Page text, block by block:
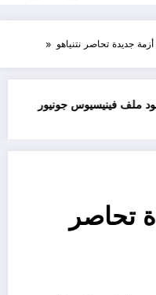
جديدة تحاصر نتنياهو
جونيور
تحاصر